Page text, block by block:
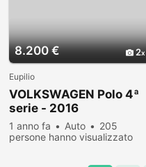
8.200 € 2
Eupilio
VOLKSWAGEN Polo 4ª
serie - 2016
1 anno fa Auto
205
persone hanno visualizzato